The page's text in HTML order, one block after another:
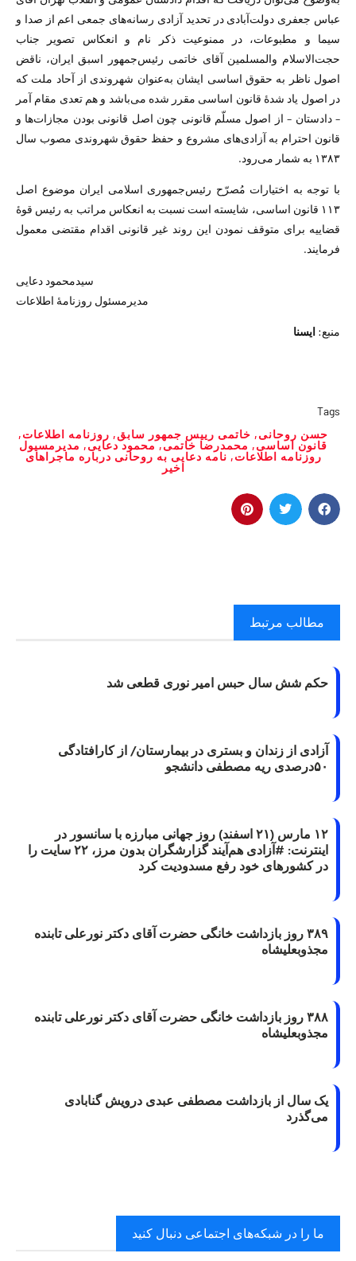
عباس جعفری دولت‌آبادی در تحدید آزادی رسانه‌های جمعی اعم از صدا و
سیما و مطبوعات، در ممنوعیت ذکر نام و انعکاس تصویر جناب
حجت‌الاسلام والمسلمین آقای خاتمی رئیس‌جمهور اسبق ایران، ناقض
اصول ناظر به حقوق اساسی ایشان به‌عنوان شهروندی از آحاد ملت که
در اصول یاد شدهٔ قانون اساسی مقرر شده می‌باشد و هم تعدی مقام آمر
– دادستان – از اصول مسلّم قانونی چون اصل قانونی بودن مجازات‌ها و
قانون احترام به آزادی‌های مشروع و حفظ حقوق شهروندی مصوب سال
۱۳۸۳ به شمار می‌رود.
با توجه به اختیارات مُصرّح رئیس‌جمهوری اسلامی ایران موضوع اصل
۱۱۳ قانون اساسی، شایسته است نسبت به انعکاس مراتب به رئیس قوهٔ
قضاییه برای متوقف نمودن این روند غیر قانونی اقدام مقتضی معمول
فرمایند.
سیدمحمود دعایی
مدیرمسئول روزنامهٔ اطلاعات
منبع: ایسنا
Tags
حسن روحانی, خاتمی رییس جمهور سابق, روزنامه اطلاعات,
قانون اساسی, محمدرضا خاتمی,محمود دعایی, مدیرمسیول
روزنامه اطلاعات, نامه دعایی به روحانی درباره ماجراهای
اخیر
مطالب مرتبط
حکم شش سال حبس امیر نوری قطعی شد
آزادی از زندان و بستری در بیمارستان/ از کارافتادگی
۵۰درصدی ریه مصطفی دانشجو
۱۲ مارس (۲۱ اسفند) روز جهانی مبارزه با سانسور در
اینترنت: #آزادی هم‌آیند گزارشگران‌ بدون مرز، ۲۲ سایت را
در کشورهای خود رفع مسدودیت کرد
۳۸۹ روز بازداشت خانگی حضرت آقای دکتر نورعلی تابنده
مجذوبعلیشاه
۳۸۸ روز بازداشت خانگی حضرت آقای دکتر نورعلی تابنده
مجذوبعلیشاه
یک سال از بازداشت مصطفی عبدی درویش گنابادی
می‌گذرد
ما را در شبکه‌های اجتماعی دنبال کنید